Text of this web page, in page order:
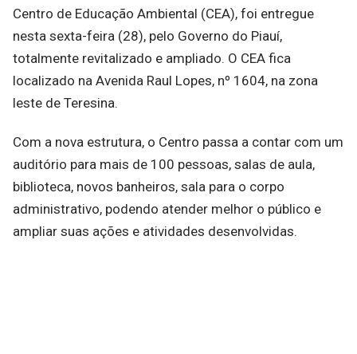
Centro de Educação Ambiental (CEA), foi entregue
nesta sexta-feira (28), pelo Governo do Piauí,
totalmente revitalizado e ampliado. O CEA fica
localizado na Avenida Raul Lopes, nº 1604, na zona
leste de Teresina.
Com a nova estrutura, o Centro passa a contar com um
auditório para mais de 100 pessoas, salas de aula,
biblioteca, novos banheiros, sala para o corpo
administrativo, podendo atender melhor o público e
ampliar suas ações e atividades desenvolvidas.